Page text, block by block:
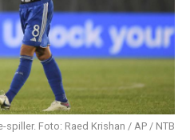
spiller. Foto: Raed Krishan / AP / NTB